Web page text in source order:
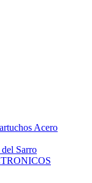
Acero
Sarro